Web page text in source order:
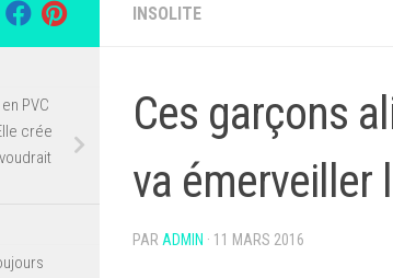
INSOLITE
Ces garçons
va émerveiller
PAR ADMIN · 11 MARS 2016
PVC
crée